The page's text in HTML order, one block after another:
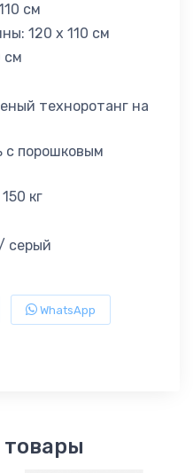
см
120 х 110 см
см
техноротанг на
с порошковым
кг
серый
WhatsApp